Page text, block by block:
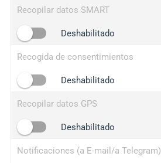
maper.info
2no.co
yip.su
iplogger.info
Recopilar datos SMART
Deshabilitado
Recogida de consentimientos
Deshabilitado
Recopilar datos GPS
Deshabilitado
Notificaciones (a E-mail/a Telegram)